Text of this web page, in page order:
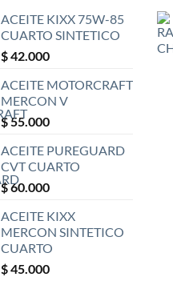
ACEITE KIXX 75W-85
CUARTO SINTETICO
$42.000
ACEITE MOTORCRAFT
MERCON V
$55.000
ACEITE PUREGUARD
CVT CUARTO
$60.000
ACEITE KIXX
MERCON SINTETICO
CUARTO
$45.000